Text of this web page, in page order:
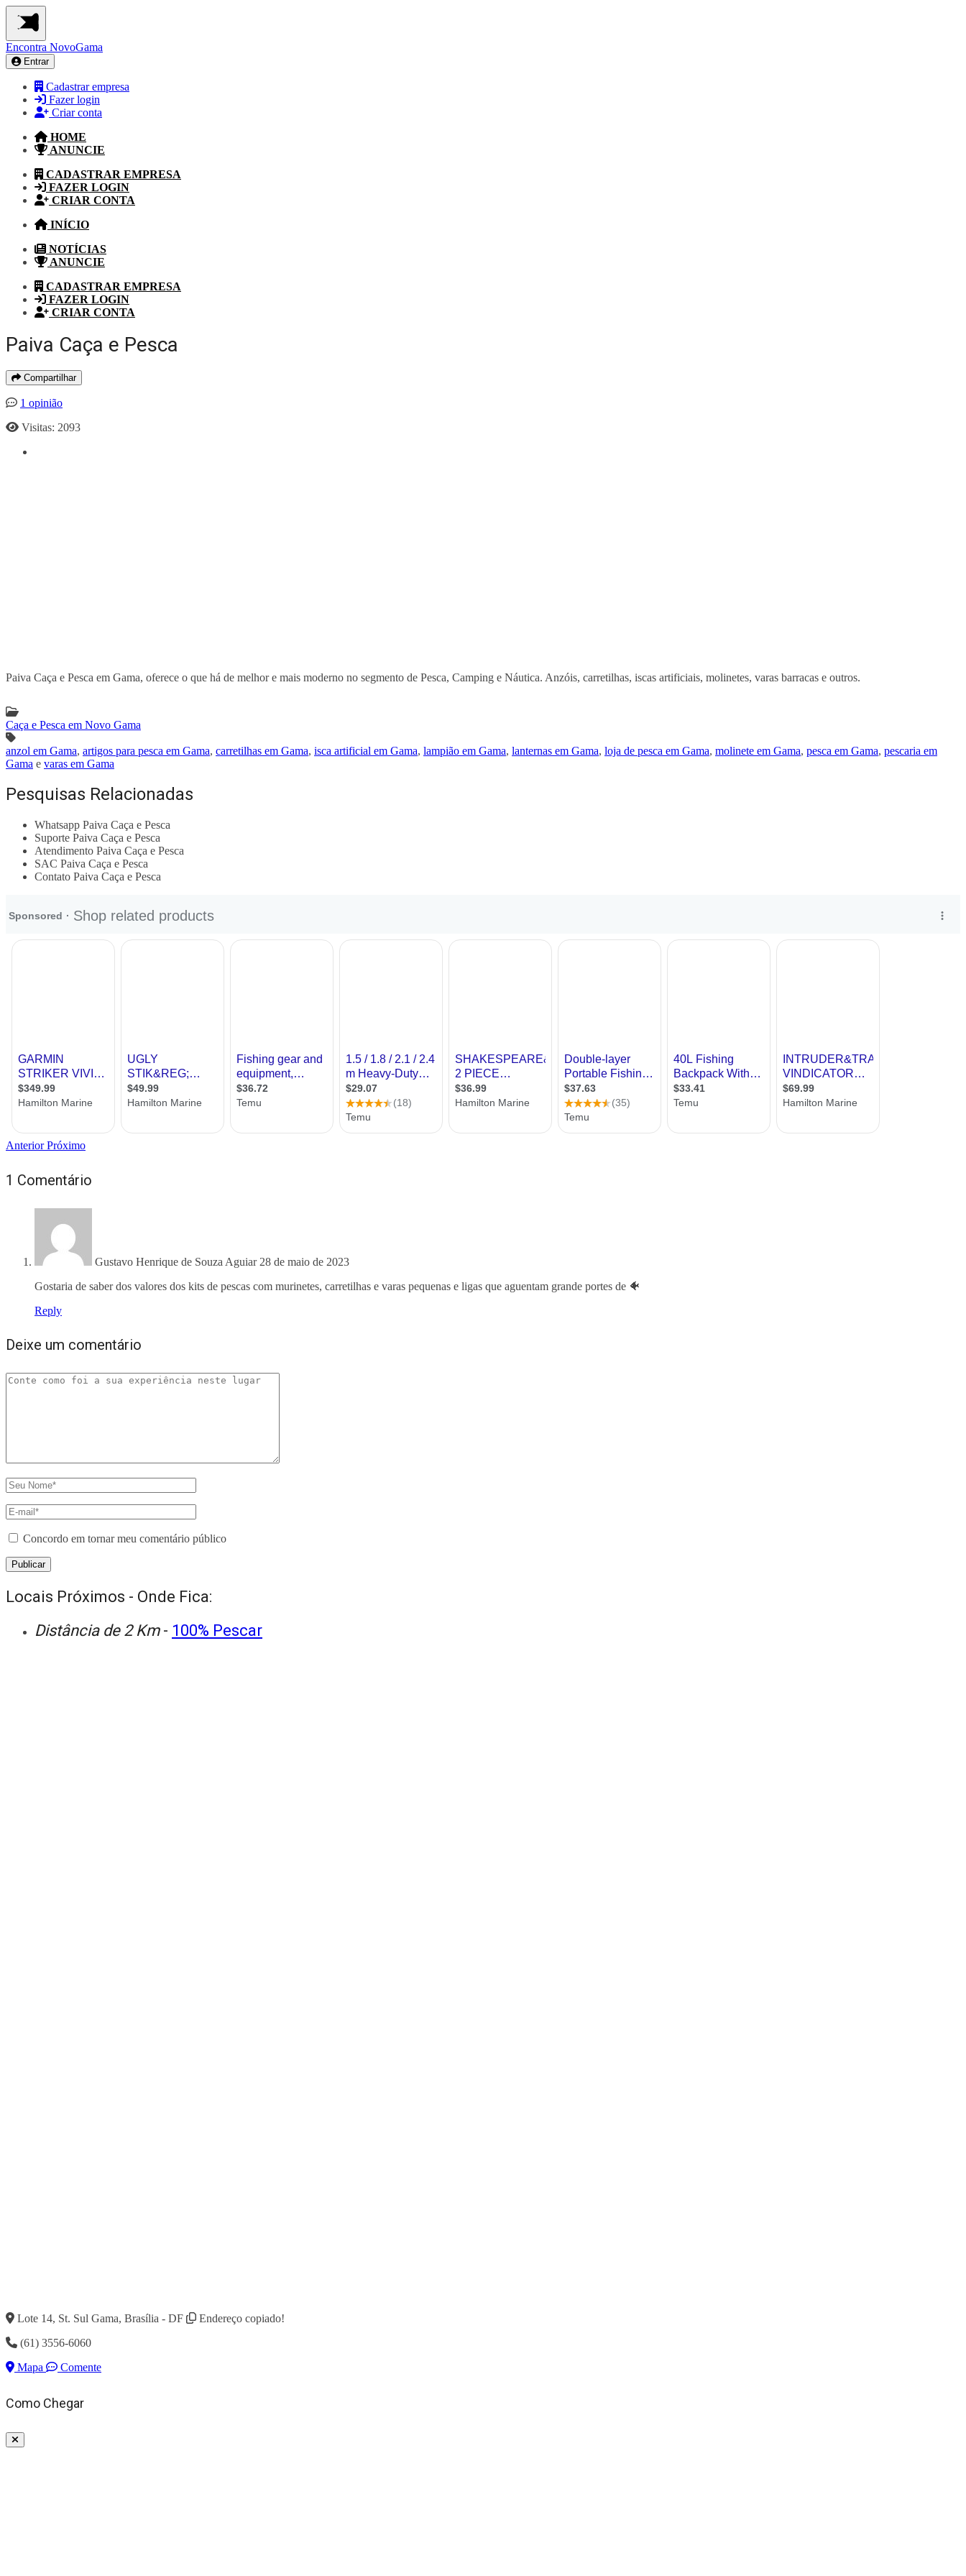
Encontra NovoGama
Entrar
Cadastrar empresa
Fazer login
Criar conta
HOME
ANUNCIE
CADASTRAR EMPRESA
FAZER LOGIN
CRIAR CONTA
INÍCIO
NOTÍCIAS
ANUNCIE
CADASTRAR EMPRESA
FAZER LOGIN
CRIAR CONTA
Paiva Caça e Pesca
Compartilhar
1 opinião
Visitas: 2093
Paiva Caça e Pesca em Gama, oferece o que há de melhor e mais moderno no segmento de Pesca, Camping e Náutica. Anzóis, carretilhas, iscas artificiais, molinetes, varas barracas e outros.
Caça e Pesca em Novo Gama
anzol em Gama, artigos para pesca em Gama, carretilhas em Gama, isca artificial em Gama, lampião em Gama, lanternas em Gama, loja de pesca em Gama, molinete em Gama, pesca em Gama, pescaria em
Gama e varas em Gama
Pesquisas Relacionadas
Whatsapp Paiva Caça e Pesca
Suporte Paiva Caça e Pesca
Atendimento Paiva Caça e Pesca
SAC Paiva Caça e Pesca
Contato Paiva Caça e Pesca
AnteriorPróximo
1 Comentário
Gustavo Henrique de Souza Aguiar 28 de maio de 2023
Gostaria de saber dos valores dos kits de pescas com murinetes, carretilhas e varas pequenas e ligas que aguentam grande portes de 🐠
Reply
Deixe um comentário
Concordo em tornar meu comentário público
Locais Próximos - Onde Fica:
Distância de 2 Km - 100% Pescar
Lote 14, St. Sul Gama, Brasília - DF
Endereço copiado!
(61) 3556-6060
Mapa
Comente
Como Chegar